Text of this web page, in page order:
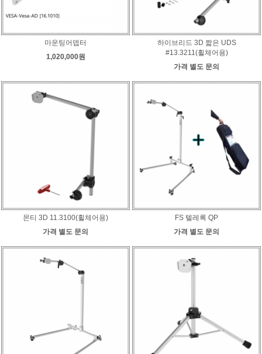
마운팅어뎁터
1,020,000원
하이브리드 3D 짧은 UDS
#13.3211(휠체어용)
가격 별도 문의
몬티 3D 11.3100(휠체어용)
가격 별도 문의
FS 텔레록 QP
가격 별도 문의